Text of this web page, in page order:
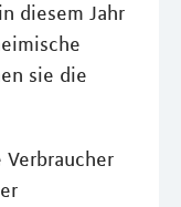
diesem Jahr
sie die